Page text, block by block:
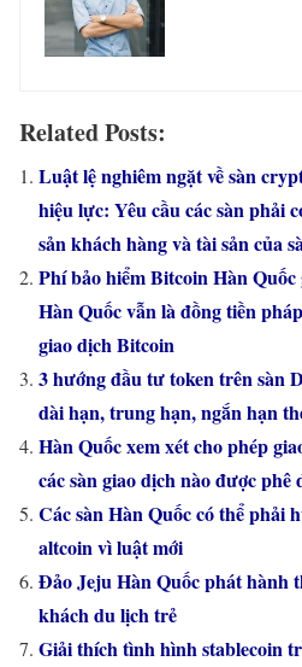
Related Posts:
Luật lệ nghiêm ngặt về sàn
hiệu lực: Yêu cầu các sàn phải
sản khách hàng và tài sản của
Phí bảo hiểm Bitcoin Hàn
Hàn Quốc vẫn là đồng tiền
giao dịch Bitcoin
3 hướng đầu tư token trên sàn
dài hạn, trung hạn, ngắn hạn
Hàn Quốc xem xét cho phép
các sàn giao dịch nào được phê
Các sàn Hàn Quốc có thể phải
altcoin vì luật mới
Đảo Jeju Hàn Quốc phát hành
khách du lịch trẻ
Giải thích tình hình stablecoin